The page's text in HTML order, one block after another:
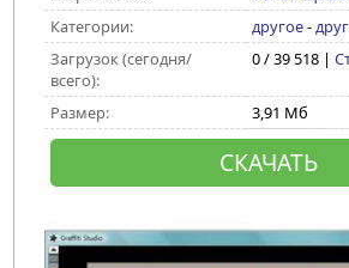
Категории:
другое-
Загрузок (сегодня/
всего):
0 / 39 518 |
Размер: 3,91 Мб
СКАЧАТЬ